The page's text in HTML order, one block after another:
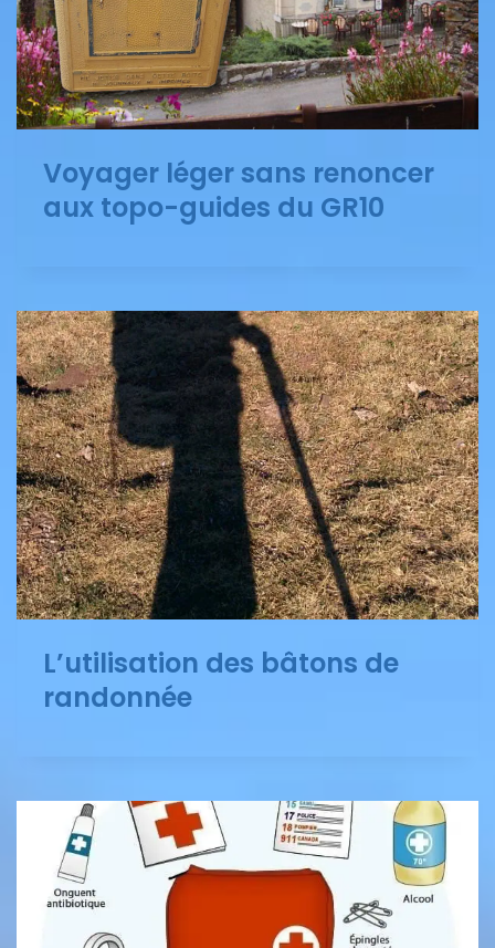
Voyager léger sans renoncer
aux topo-guides du GR10
L’utilisation des bâtons de
randonnée